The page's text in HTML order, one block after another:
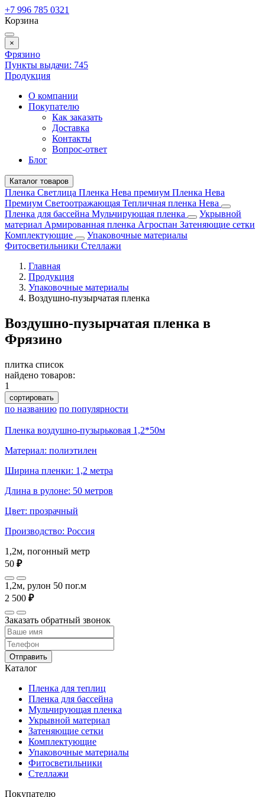
+7 996 785 0321
Корзина
×
Фрязино
Пункты выдачи: 745
Продукция
О компании
Покупателю
Как заказать
Доставка
Контакты
Вопрос-ответ
Блог
Каталог товаров
Пленка Светлица Пленка Нева премиум Пленка Нева
Премиум Светоотражающая Тепличная пленка Нева
Пленка для бассейна Мульчирующая пленка
Укрывной
материал Армированная пленка Агроспан Затеняющие сетки
Комплектующие
Упаковочные материалы
Фитосветильники Стеллажи
Главная
Продукция
Упаковочные материалы
Воздушно-пузырчатая пленка
Воздушно-пузырчатая пленка в
Фрязино
плитка список
найдено товаров:
1
сортировать
по названию по популярности
Пленка воздушно-пузырьковая 1,2*50м
Материал: полиэтилен
Ширина пленки: 1,2 метра
Длина в рулоне: 50 метров
Цвет: прозрачный
Производство: Россия
1,2м, погонный метр
50 ₽
1,2м, рулон 50 пог.м
2 500 ₽
Заказать обратный звонок
Отправить
Каталог
Пленка для теплиц
Пленка для бассейна
Мульчирующая пленка
Укрывной материал
Затеняющие сетки
Комплектующие
Упаковочные материалы
Фитосветильники
Стеллажи
Покупателю